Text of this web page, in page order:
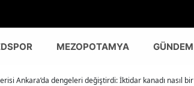
MEZOPOTAMYA GÜNDEM
Ankara’da dengeleri değiştirdi: İktidar kanadı nasıl